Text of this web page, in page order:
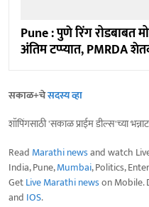
Pune : पुणे रिंग रोडबाबत
अंतिम टप्प्यात, PMRDA
सकाळ+चेसदस्य व्हा
शॉपिंगसाठी 'सकाळ प्राईम डील्स'च्या
Read Marathi newsand watch
India, Pune,Mumbai, Politics,
GetLive Marathi newson Mobile.
and IOS.